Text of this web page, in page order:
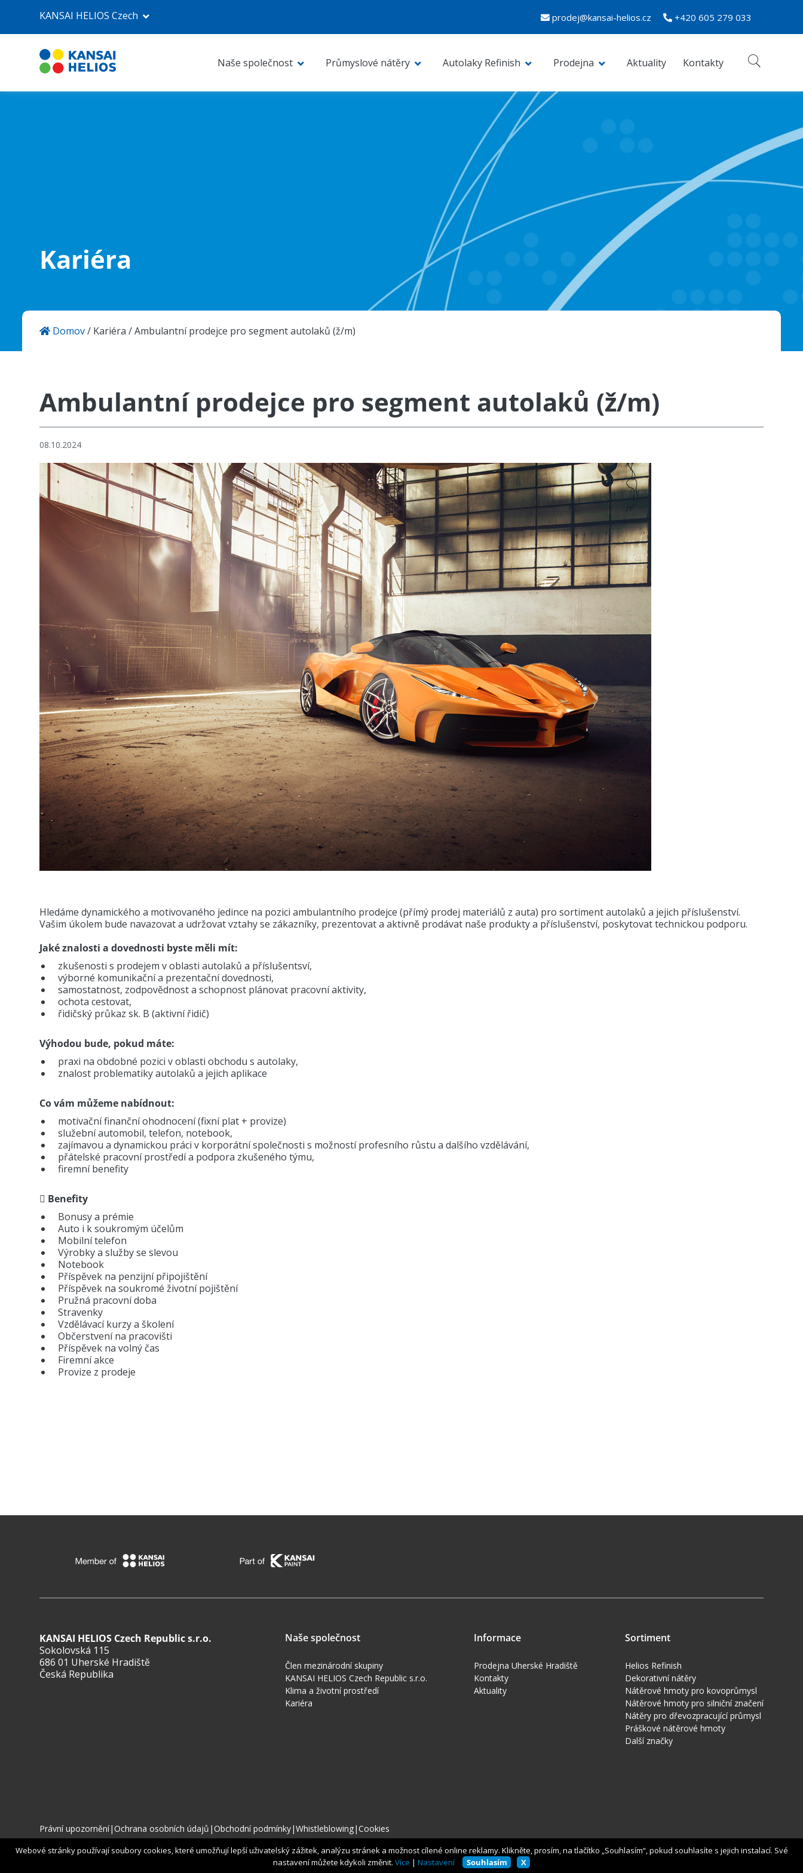
KANSAI HELIOS Czech prodej@kansai-helios.cz +420 605 279 033
Naše společnost Průmyslové nátěry Autolaky Refinish Prodejna Aktuality Kontakty
Kariéra
Domov/ Kariéra /Ambulantní prodejce pro segment autolaků (ž/m)
Ambulantní prodejce pro segment autolaků (ž/m)
08.10.2024
Hledáme dynamického a motivovaného jedince na pozici ambulantního prodejce (přímý prodej materiálů z auta) pro sortiment autolaků a jejich příslušenství.
Vašim úkolem bude navazovat a udržovat vztahy se zákazníky, prezentovat a aktivně prodávat naše produkty a příslušenství, poskytovat technickou podporu.
Jaké znalosti a dovednosti byste měli mít:
zkušenosti s prodejem v oblasti autolaků a příslušentsví,
výborné komunikační a prezentační dovednosti,
samostatnost, zodpovědnost a schopnost plánovat pracovní aktivity,
ochota cestovat,
řidičský průkaz sk. B (aktivní řidič)
Výhodou bude, pokud máte:
praxi na obdobné pozici v oblasti obchodu s autolaky,
znalost problematiky autolaků a jejich aplikace
Co vám můžeme nabídnout:
motivační finanční ohodnocení (fixní plat + provize)
služební automobil, telefon, notebook,
zajímavou a dynamickou práci v korporátní společnosti s možností profesního růstu a dalšího vzdělávání,
přátelské pracovní prostředí a podpora zkušeného týmu,
firemní benefity
Benefity
Bonusy a prémie
Auto i k soukromým účelům
Mobilní telefon
Výrobky a služby se slevou
Notebook
Příspěvek na penzijní připojištění
Příspěvek na soukromé životní pojištění
Pružná pracovní doba
Stravenky
Vzdělávací kurzy a školení
Občerstvení na pracovišti
Příspěvek na volný čas
Firemní akce
Provize z prodeje
KANSAI HELIOS Czech Republic s.r.o.
Sokolovská 115
686 01 Uherské Hradiště
Česká Republika
Naše společnost
Člen mezinárodní skupiny
KANSAI HELIOS Czech Republic s.r.o.
Klima a životní prostředí
Kariéra
Informace
Prodejna Uherské Hradiště
Kontakty
Aktuality
Sortiment
Helios Refinish
Dekorativní nátěry
Nátěrové hmoty pro kovoprůmysl
Nátěrové hmoty pro silniční značení
Nátěry pro dřevozpracující průmysl
Práškové nátěrové hmoty
Další značky
Právní upozornění|Ochrana osobních údajů |Obchodní podmínky|Whistleblowing|Cookies
Kontakty
Webové stránky používají soubory cookies, které umožňují lepší uživatelský zážitek, analýzu stránek a možnost cílené online reklamy. Klikněte, prosím, na tlačítko „Souhlasím“, pokud souhlasíte s jejich instalací. Své
nastavení můžete kdykoli změnit. Více | Nastavení Souhlasím X